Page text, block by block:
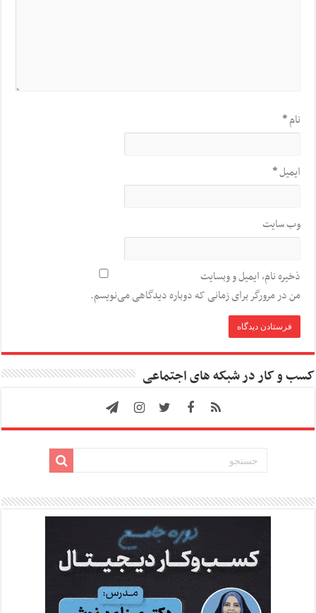
نام*
ایمیل*
وب‌ سایت
ذخیره نام، ایمیل و وبسایت
من در مرورگر برای زمانی که دوباره دیدگاهی می‌نویسم.
کسب و کار در شبکه های اجتماعی